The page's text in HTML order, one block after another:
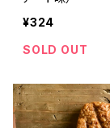
¥324
SOLD OUT